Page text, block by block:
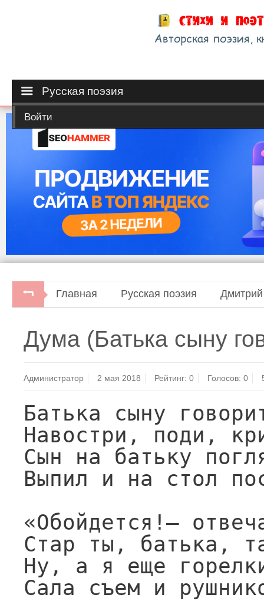
Русская поэзия
Войти
Главная Русская поэзия
Дума (Батька сыну
Администратор 2 мая 2018 Рейтинг:0 Голосов: 0
Батька сыну
Навостри, поди,
Сын на батьку
Выпил и на стол
«Обойдется!—
Стар ты, батька,
Ну, а я еще
Сала съем и